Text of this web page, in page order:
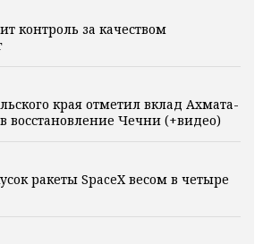
контроль за качеством
края отметил вклад Ахмата-
восстановление Чечни (+видео)
ракеты SpaceX весом в четыре